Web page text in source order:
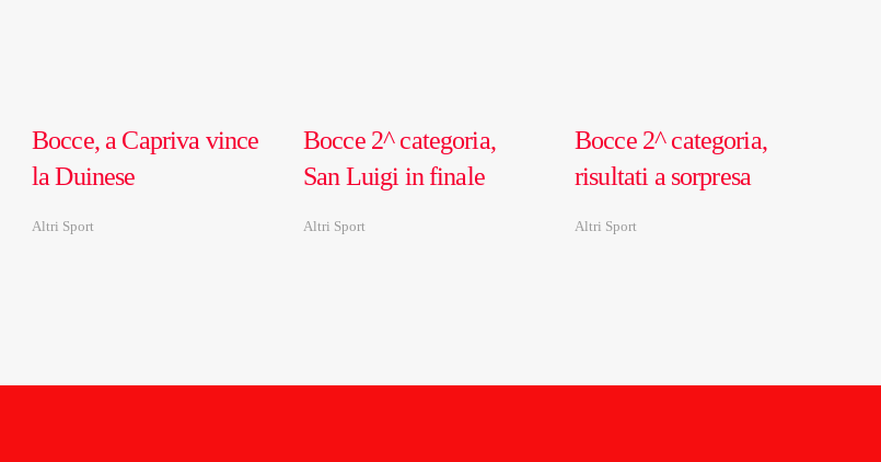
Bocce, a Capriva vince
la Duinese
Altri Sport
Bocce 2^ categoria,
San Luigi in finale
Altri Sport
Bocce 2^ categoria,
risultati a sorpresa
Altri Sport